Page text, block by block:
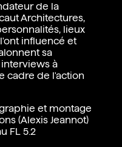
de la
Architectures,
lieux
influencé et
sa
à
cadre de l'action
et montage
(Alexis Jeannot)
FL 5.2